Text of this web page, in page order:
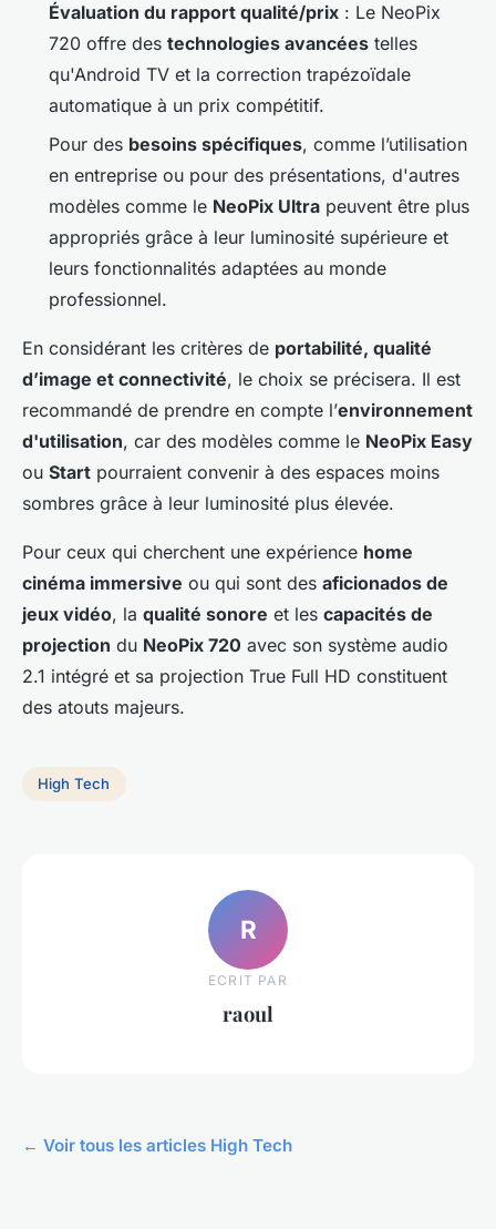
Évaluation du rapport qualité/prix : Le NeoPix
720 offre des technologies avancées telles
qu'Android TV et la correction trapézoïdale
automatique à un prix compétitif.
Pour des besoins spécifiques, comme l’utilisation
en entreprise ou pour des présentations, d'autres
modèles comme le NeoPix Ultra peuvent être plus
appropriés grâce à leur luminosité supérieure et
leurs fonctionnalités adaptées au monde
professionnel.
En considérant les critères de portabilité, qualité
d’image et connectivité, le choix se précisera. Il est
recommandé de prendre en compte l’environnement
d'utilisation, car des modèles comme le NeoPix Easy
ou Start pourraient convenir à des espaces moins
sombres grâce à leur luminosité plus élevée.
Pour ceux qui cherchent une expérience home
cinéma immersive ou qui sont des aficionados de
jeux vidéo, la qualité sonore et les capacités de
projection du NeoPix 720 avec son système audio
2.1 intégré et sa projection True Full HD constituent
des atouts majeurs.
High Tech
R
ECRIT PAR
raoul
← Voir tous les articles High Tech